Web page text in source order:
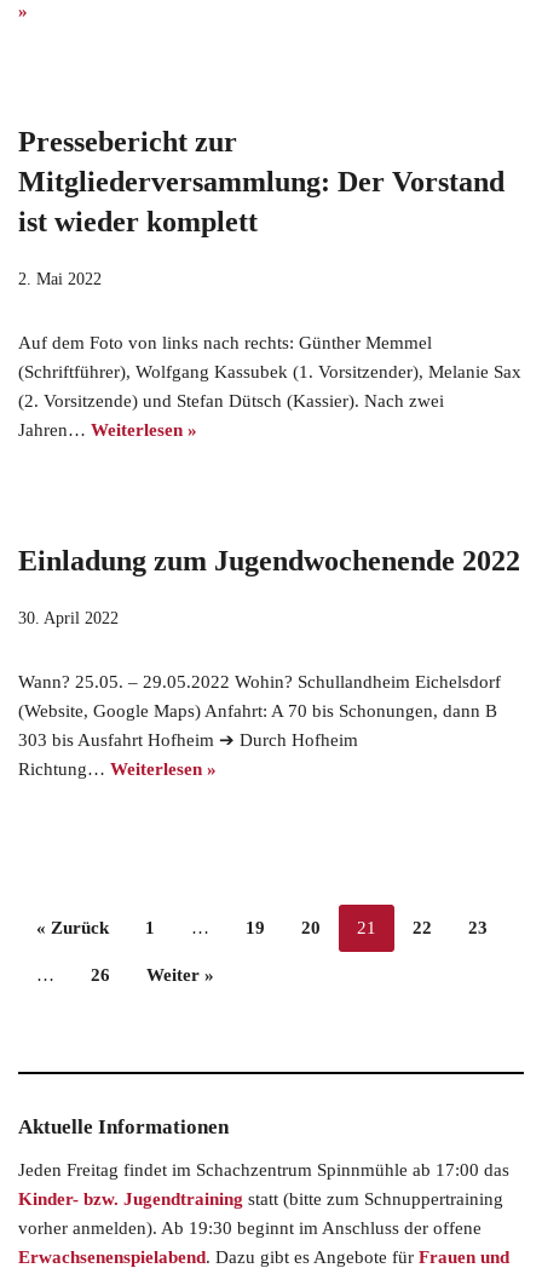
»
Pressebericht zur
Mitgliederversammlung: Der Vorstand
ist wieder komplett
2. Mai 2022
Auf dem Foto von links nach rechts: Günther Memmel
(Schriftführer), Wolfgang Kassubek (1. Vorsitzender), Melanie Sax
(2. Vorsitzende) und Stefan Dütsch (Kassier). Nach zwei
Jahren… Weiterlesen »
Einladung zum Jugendwochenende 2022
30. April 2022
Wann? 25.05. – 29.05.2022 Wohin? Schullandheim Eichelsdorf
(Website, Google Maps) Anfahrt: A 70 bis Schonungen, dann B
303 bis Ausfahrt Hofheim ➔ Durch Hofheim
Richtung… Weiterlesen »
« Zurück 1 … 19 20 21 22 23
… 26 Weiter »
Aktuelle Informationen
Jeden Freitag findet im Schachzentrum Spinnmühle ab 17:00 das
Kinder- bzw. Jugendtraining statt (bitte zum Schnuppertraining
vorher anmelden). Ab 19:30 beginnt im Anschluss der offene
Erwachsenenspielabend. Dazu gibt es Angebote für Frauen und